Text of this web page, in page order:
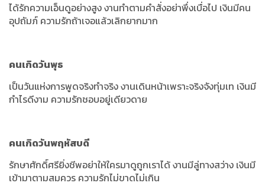
ได้รักความเอ็นดูอย่างสูง งานทำตามคำสั่งอย่าพึ่งเบื่อไป เงินมีคน
อุปถัมภ์ ความรักถ้าเจอแล้วเลิกยากมาก
คนเกิดวันพุธ
เป็นวันแห่งการพูดจริงทำจริง งานเดินหน้าเพราะจริงจังทุ่มเท เงินมี
กำไรดีงาม ความรักชอบอยู่เดียวดาย
คนเกิดวันพฤหัสบดี
รักษาศักดิ์ศรียิ่งชีพอย่าให้ใครมาดูถูกเราได้ งานมีลู่ทางสว่าง เงินมี
เข้ามาตามสมควร ความรักไม่ขาดไม่เกิน